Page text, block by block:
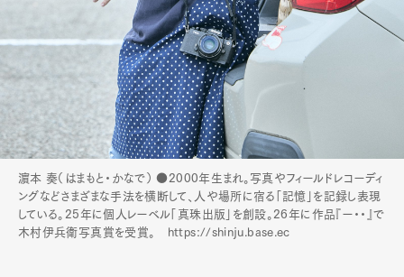
濵本 奏（はまもと・かなで） ●2000年生まれ。写真やフィールドレコーディ
ングなどさまざまな手法を横断して、人や場所に宿る「記憶」を記録し表現
している。25年に個人レーベル「真珠出版」を創設。26年に作品『ー・・』で
木村伊兵衛写真賞を受賞。 https://shinju.base.ec